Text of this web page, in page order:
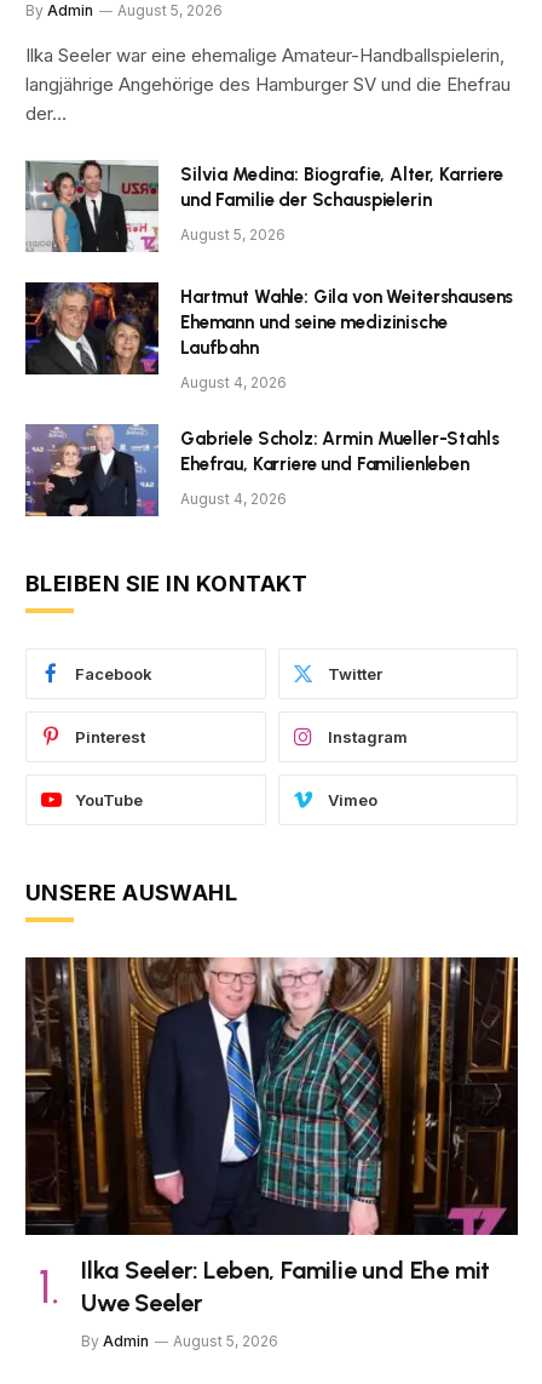
By Admin August 5, 2026
Ilka Seeler war eine ehemalige Amateur-Handballspielerin,
langjährige Angehörige des Hamburger SV und die Ehefrau
der…
Silvia Medina: Biografie, Alter, Karriere
und Familie der Schauspielerin
August 5, 2026
Hartmut Wahle: Gila von Weitershausens
Ehemann und seine medizinische
Laufbahn
August 4, 2026
Gabriele Scholz: Armin Mueller-Stahls
Ehefrau, Karriere und Familienleben
August 4, 2026
BLEIBEN SIE IN KONTAKT
Facebook Twitter
Pinterest Instagram
YouTube Vimeo
UNSERE AUSWAHL
Ilka Seeler: Leben, Familie und Ehe mit
Uwe Seeler
By Admin August 5, 2026